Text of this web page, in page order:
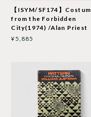
【ISYM/SF174】
from the Forbidden
City(1974) /Alan Priest
¥5,885